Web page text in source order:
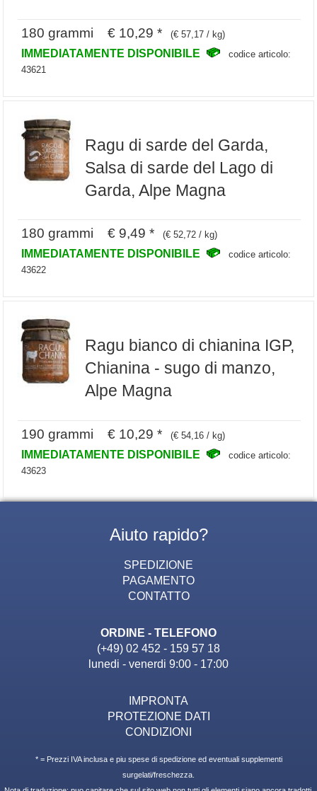
180 grammi € 10,29 * (€ 57,17 / kg)
IMMEDIATAMENTE DISPONIBILE
codice articolo:
43621
Ragu di sarde del Garda,
Salsa di sarde del Lago di
Garda, Alpe Magna
180 grammi € 9,49 * (€ 52,72 / kg)
IMMEDIATAMENTE DISPONIBILE
codice articolo:
43622
Ragu bianco di chianina IGP,
Chianina - sugo di manzo,
Alpe Magna
190 grammi € 10,29 * (€ 54,16 / kg)
IMMEDIATAMENTE DISPONIBILE
codice articolo:
43623
Aiuto rapido?
SPEDIZIONE
PAGAMENTO
CONTATTO
ORDINE - TELEFONO
(+49) 02 452 - 159 57 18
lunedi - venerdi 9:00 - 17:00
IMPRONTA
PROTEZIONE DATI
CONDIZIONI
* = Prezzi IVA inclusa e piu spese di spedizione ed eventuali supplementi
surgelati/freschezza.